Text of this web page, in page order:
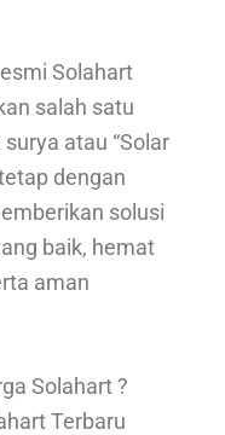
Solahart
salah satu
atau “Solar
dengan
solusi
baik, hemat
aman
Solahart ?
Terbaru